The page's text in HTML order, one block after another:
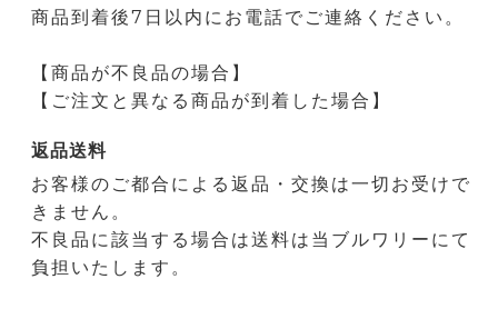
商品到着後7日以内にお電話でご連絡ください。
【商品が不良品の場合】
【ご注文と異なる商品が到着した場合】
返品送料
お客様のご都合による返品・交換は一切お受けで
きません。
不良品に該当する場合は送料は当ブルワリーにて
負担いたします。